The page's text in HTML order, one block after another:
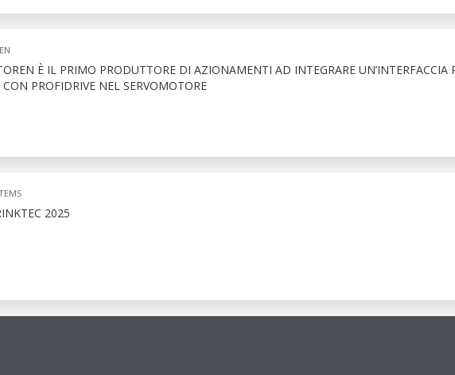
È IL PRIMO PRODUTTORE DI AZIONAMENTI AD INTEGRARE UN’INTERFACCIA
PROFIDRIVE NEL SERVOMOTORE
2025